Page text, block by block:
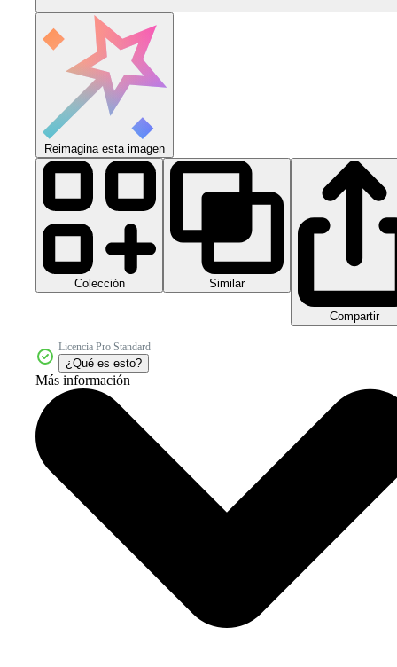
Reimagina esta imagen
Colección Similar
Compartir
Licencia Pro Standard
¿Qué es esto?
Más información